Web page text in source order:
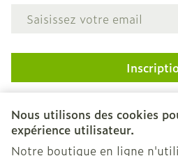
Nous utilisons des cookies
expérience utilisateur.
Notre boutique en ligne
Adresse mail
En cliquant sur s'abonner, vous
newsletter et acceptez notre